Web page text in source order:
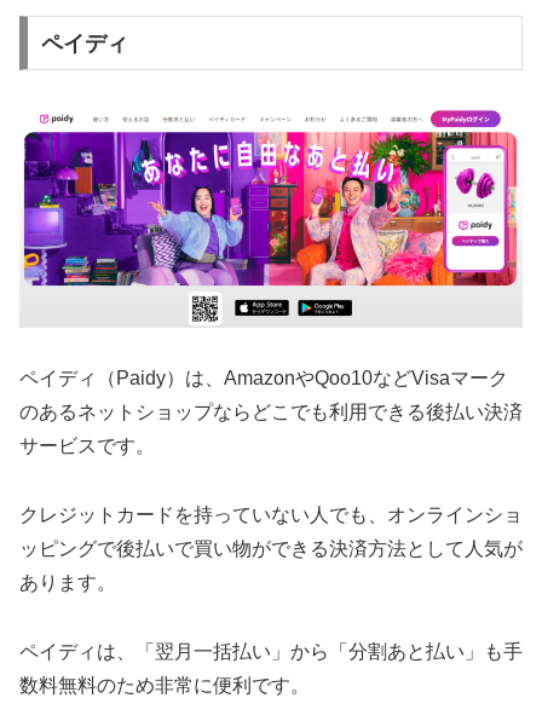
ペイディ
ペイディ（Paidy）は、AmazonやQoo10などVisaマーク
のあるネットショップならどこでも利用できる後払い決済
サービスです。
クレジットカードを持っていない人でも、オンラインショ
ッピングで後払いで買い物ができる決済方法として人気が
あります。
ペイディは、「翌月一括払い」から「分割あと払い」も手
数料無料のため非常に便利です。